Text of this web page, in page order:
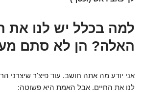
למה בכלל יש לנו את
האלה? הן לא סתם
אני יודע מה אתה חושב. עוד פיצ'ר שיצרני
לנו את החיים. אבל האמת היא פשוטה: